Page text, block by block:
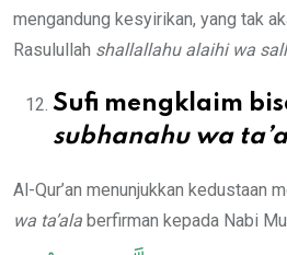
mengandung kesyirikan, yang tak
Rasulullah shallallahu alaihi wa
Sufi mengklaim
subhanahu wa
Al-Qur’an menunjukkan kedustaan
wa ta’ala berfirman kepada Nabi